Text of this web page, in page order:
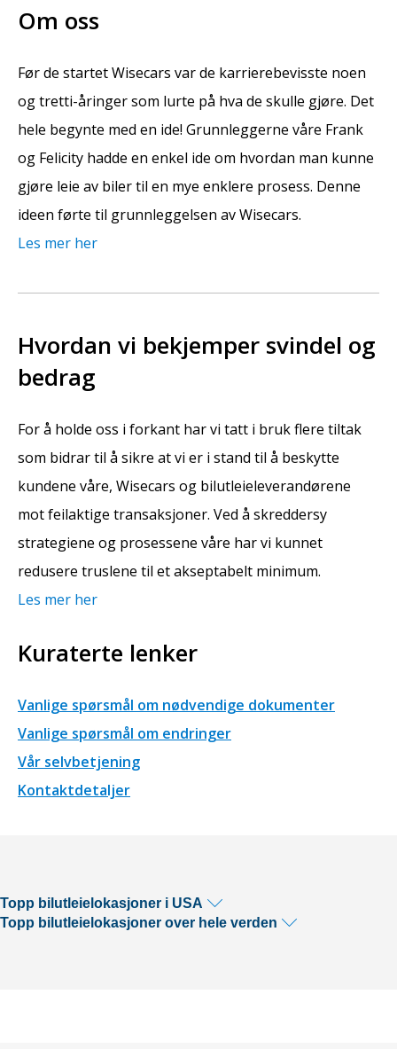
Om oss
Før de startet Wisecars var de karrierebevisste noen
og tretti-åringer som lurte på hva de skulle gjøre. Det
hele begynte med en ide! Grunnleggerne våre Frank
og Felicity hadde en enkel ide om hvordan man kunne
gjøre leie av biler til en mye enklere prosess. Denne
ideen førte til grunnleggelsen av Wisecars.
Les mer her
Hvordan vi bekjemper svindel og
bedrag
For å holde oss i forkant har vi tatt i bruk flere tiltak
som bidrar til å sikre at vi er i stand til å beskytte
kundene våre, Wisecars og bilutleieleverandørene
mot feilaktige transaksjoner. Ved å skreddersy
strategiene og prosessene våre har vi kunnet
redusere truslene til et akseptabelt minimum.
Les mer her
Kuraterte lenker
Vanlige spørsmål om nødvendige dokumenter
Vanlige spørsmål om endringer
Vår selvbetjening
Kontaktdetaljer
Topp bilutleielokasjoner i USA
Topp bilutleielokasjoner over hele verden